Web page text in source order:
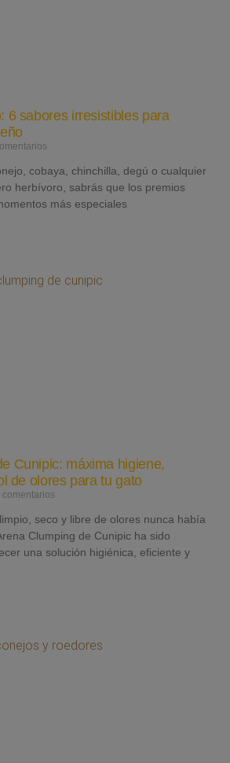
6 sabores irresistibles para
cobaya, chinchilla, degú o cualquier
herbívoro, sabrás que los premios
más especiales
Cunipic: máxima higiene,
de olores para tu gato
comentarios
seco y libre de olores nunca había
Clumping de Cunipic ha sido
una solución higiénica, eficiente y